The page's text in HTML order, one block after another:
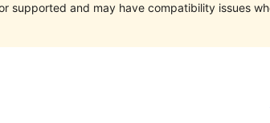
supported and may have compatibility issues